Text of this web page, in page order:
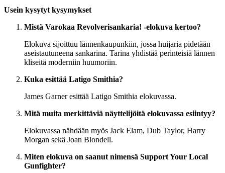
Usein kysytyt kysymykset
Mistä Varokaa Revolverisankaria! -elokuva kertoo?
Elokuva sijoittuu lännenkaupunkiin, jossa huijaria pidetään
aseistautuneena sankarina. Tarina yhdistää perinteisiä lännen
kliseitä moderniin huumoriin.
Kuka esittää Latigo Smithia?
James Garner esittää Latigo Smithia elokuvassa.
Mitä muita merkittäviä näyttelijöitä elokuvassa esiintyy?
Elokuvassa nähdään myös Jack Elam, Dub Taylor, Harry
Morgan sekä Joan Blondell.
Miten elokuva on saanut nimensä Support Your Local
Gunfighter?